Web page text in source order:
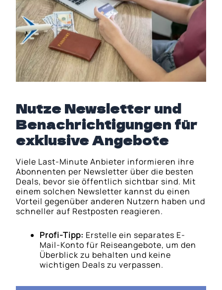
Nutze Newsletter und
Benachrichtigungen für
exklusive Angebote
Viele Last-Minute Anbieter informieren ihre
Abonnenten per Newsletter über die besten
Deals, bevor sie öffentlich sichtbar sind. Mit
einem solchen Newsletter kannst du einen
Vorteil gegenüber anderen Nutzern haben und
schneller auf Restposten reagieren.
Profi-Tipp: Erstelle ein separates E-
Mail-Konto für Reiseangebote, um den
Überblick zu behalten und keine
wichtigen Deals zu verpassen.